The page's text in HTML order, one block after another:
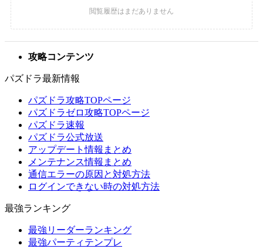
攻略コンテンツ
パズドラ最新情報
パズドラ攻略TOPページ
パズドラゼロ攻略TOPページ
パズドラ速報
パズドラ公式放送
アップデート情報まとめ
メンテナンス情報まとめ
通信エラーの原因と対処方法
ログインできない時の対処方法
最強ランキング
最強リーダーランキング
最強パーティテンプレ